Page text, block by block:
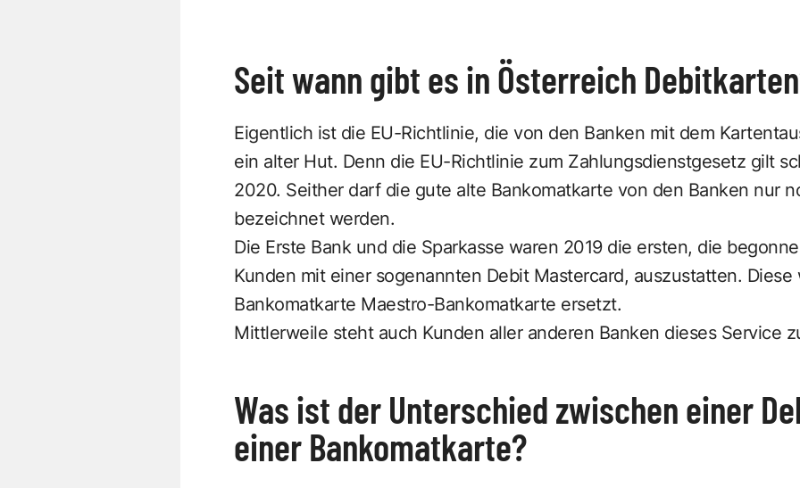
Seit wann gibt es in Österreich
Eigentlich ist die EU-Richtlinie, die von den Banken mit dem
ein alter Hut. Denn die EU-Richtlinie zum Zahlungsdienstgesetz gilt
2020. Seither darf die gute alte Bankomatkarte von den Banken nur
bezeichnet werden.
Die Erste Bank und die Sparkasse waren 2019 die ersten, die
Kunden mit einer sogenannten Debit Mastercard, auszustatten.
Bankomatkarte Maestro-Bankomatkarte ersetzt.
Mittlerweile steht auch Kunden aller anderen Banken dieses Service
Was ist der Unterschied zwischen einer
einer Bankomatkarte?